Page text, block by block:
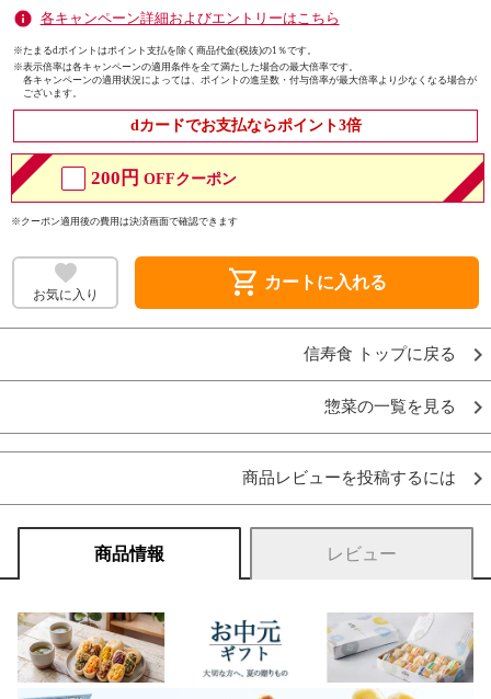
各キャンペーン詳細およびエントリーはこちら
※たまるdポイントはポイント支払を除く商品代金(税抜)の1％です。
※表示倍率は各キャンペーンの適用条件を全て満たした場合の最大倍率です。
各キャンペーンの適用状況によっては、ポイントの進呈数・付与倍率が最大倍率より少なくなる場合が
ございます。
dカードでお支払ならポイント3倍
200円 OFFクーポン
※クーポン適用後の費用は決済画面で確認できます
お気に入り shopping_cart カートに入れる
信寿食 トップに戻る
惣菜の一覧を見る
商品レビューを投稿するには
商品情報 レビュー